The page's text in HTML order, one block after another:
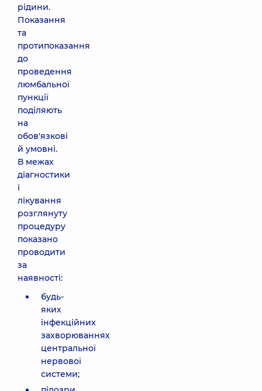
рідини.
Показання
та
протипоказання
до
проведення
люмбальної
пункції
поділяють
на
обов'язкові
й умовні.
В межах
діагностики
і
лікування
розглянуту
процедуру
показано
проводити
за
наявності:
будь-
яких
інфекційних
захворюваннях
центральної
нервової
системи;